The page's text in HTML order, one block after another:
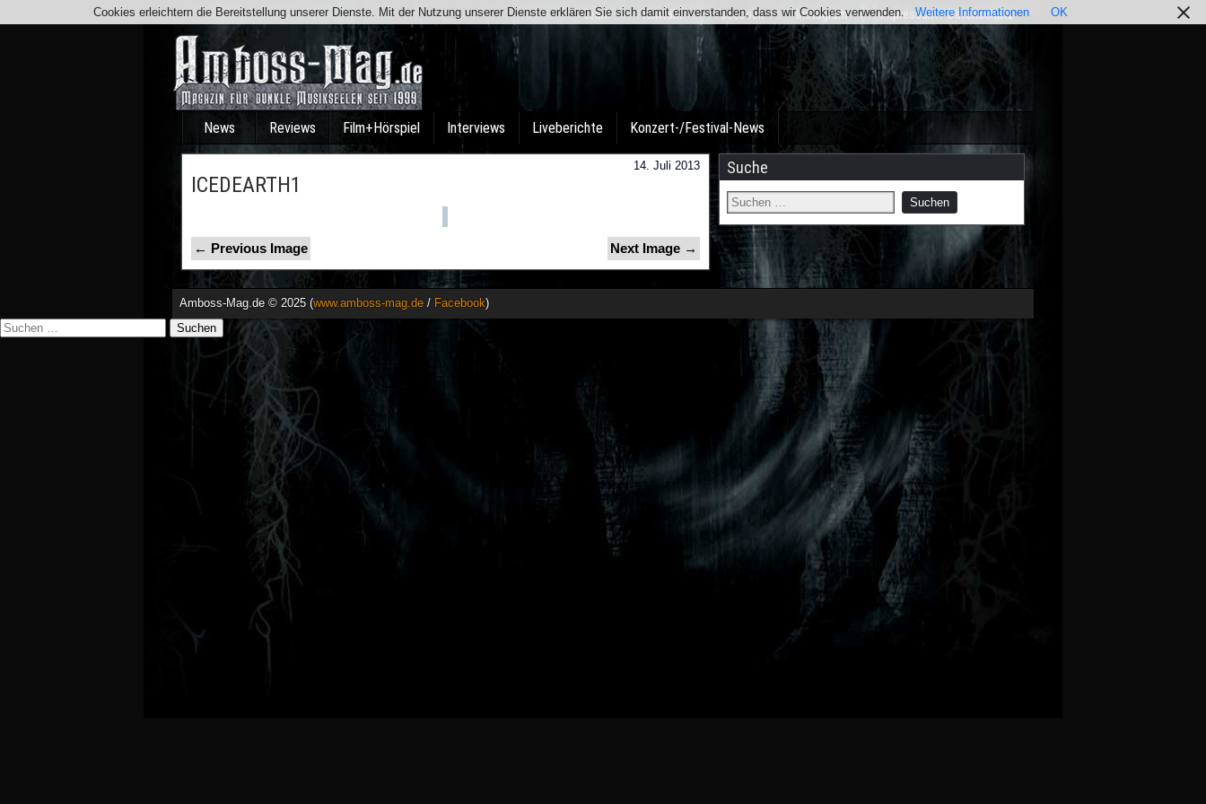
Team Kontakt Facebook Instagram Impressum / Datenschutz
News Reviews Film+Hörspiel Interviews Liveberichte Konzert-/Festival-News
14. Juli 2013
ICEDEARTH1
← Previous Image Next Image →
Suche
Amboss-Mag.de © 2025 (www.amboss-mag.de / Facebook)
Cookies erleichtern die Bereitstellung unserer Dienste. Mit der Nutzung unserer Dienste erklären Sie sich damit einverstanden, dass wir Cookies verwenden. Weitere Informationen OK